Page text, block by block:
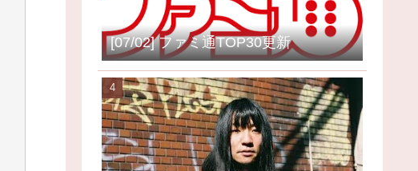
[07/02] ファミ通TOP30更新